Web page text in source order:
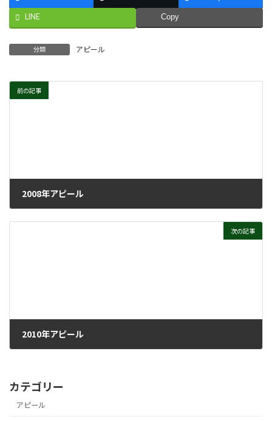
LINE Copy
分類 アピール
前の記事
2008年アピール
次の記事
2010年アピール
カテゴリー
アピール